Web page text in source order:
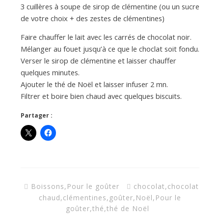
3 cuillères à soupe de sirop de clémentine (ou un sucre
de votre choix + des zestes de clémentines)
Faire chauffer le lait avec les carrés de chocolat noir.
Mélanger au fouet jusqu’à ce que le choclat soit fondu.
Verser le sirop de clémentine et laisser chauffer
quelques minutes.
Ajouter le thé de Noël et laisser infuser 2 mn.
Filtrer et boire bien chaud avec quelques biscuits.
Partager :
Boissons, Pour le goûter chocolat,chocolat
chaud,clémentines, goûter, Noël, Pour le
goûter,thé,thé de Noël